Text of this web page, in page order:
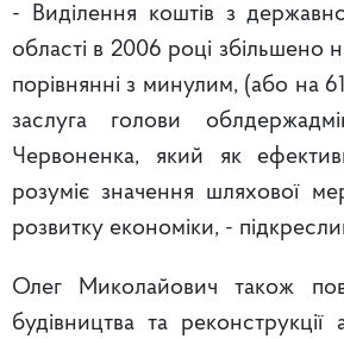
- Виділення коштів з
області в 2006 році збільшено
порівнянні з минулим, (або на
заслуга голови
Червоненка, який як
розуміє значення шляхової
розвитку економіки, -
Олег Миколайович також
будівництва та реконструкції